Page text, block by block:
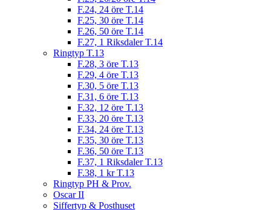
F.24, 24 öre T.14
F.25, 30 öre T.14
F.26, 50 öre T.14
F.27, 1 Riksdaler T.14
Ringtyp T.13
F.28, 3 öre T.13
F.29, 4 öre T.13
F.30, 5 öre T.13
F.31, 6 öre T.13
F.32, 12 öre T.13
F.33, 20 öre T.13
F.34, 24 öre T.13
F.35, 30 öre T.13
F.36, 50 öre T.13
F.37, 1 Riksdaler T.13
F.38, 1 kr T.13
Ringtyp PH & Prov.
Oscar II
Siffertyp & Posthuset